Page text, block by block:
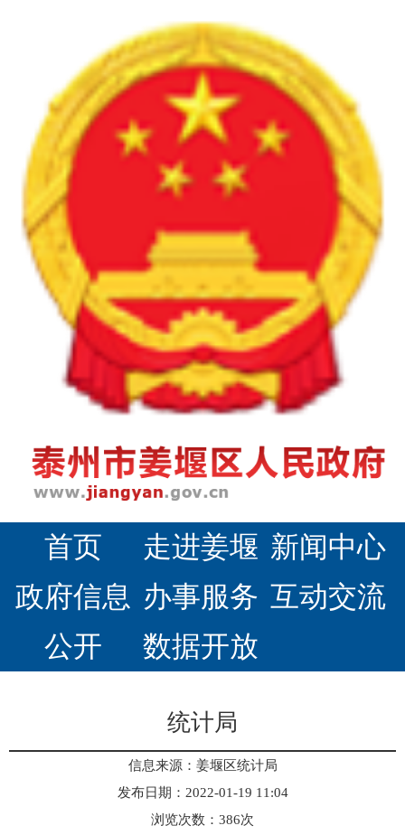
首页 走进姜堰 新闻中心
政府信息
公开
办事服务 互动交流
数据开放
统计局
信息来源：姜堰区统计局
发布日期：2022-01-19 11:04
浏览次数： 386次